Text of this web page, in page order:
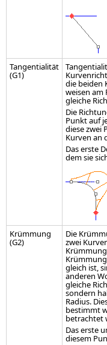
Tangentialität
(G1)
die beiden
weisen am
gleiche
Die
Punkt auf
diese zwei
Kurven an
Das erste
dem sie
Krümmung
(G2)
Die
zwei
gleich ist,
anderen
gleiche
sondern
Radius.
bestimmt
betrachtet
Das erste
diesem